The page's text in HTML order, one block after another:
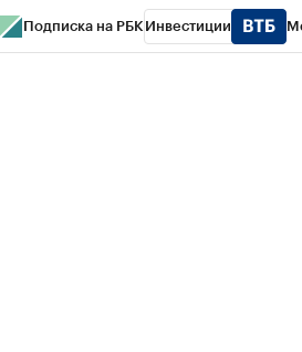
Подписка на РБК Инвестиции